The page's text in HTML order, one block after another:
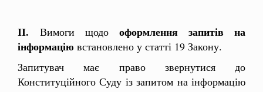
ІІ. Вимоги щодо оформлення запитів
на
інформацію встановлено у статті 19 Закону.
Запитувач має право звернутися до
Конституційного Суду із запитом на інформацію